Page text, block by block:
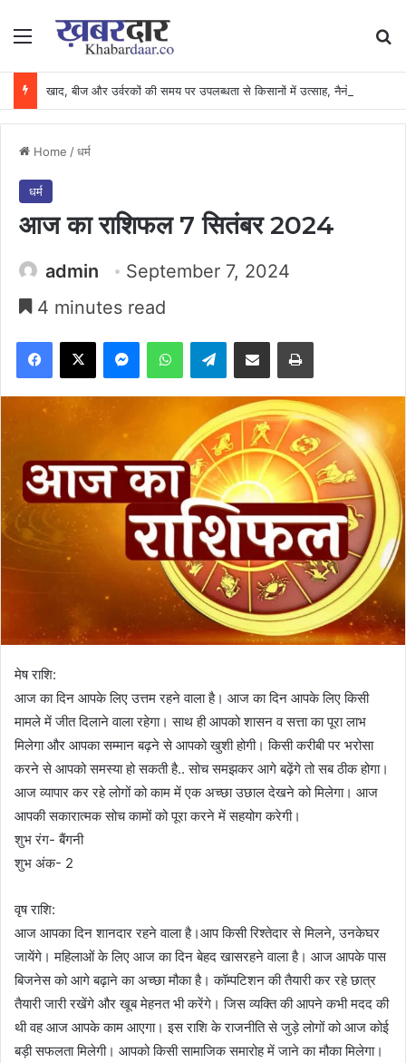
Menu
Home /धर्म
धर्म
आज का राशिफल 7 सितंबर 2024
admin
September 7, 2024
4 minutes read
Facebook
X MessengerWhatsAppTelegramShare via Email Print
मेष राशि:
आज का दिन आपके लिए उत्तम रहने वाला है। आज का दिन आपके लिए किसी
मामले में जीत दिलाने वाला रहेगा। साथ ही आपको शासन व सत्ता का पूरा लाभ
मिलेगा और आपका सम्मान बढ़ने से आपको खुशी होगी। किसी करीबी पर भरोसा
करने से आपको समस्या हो सकती है.. सोच समझकर आगे बढ़ेंगे तो सब ठीक होगा।
आज व्यापार कर रहे लोगों को काम में एक अच्छा उछाल देखने को मिलेगा। आज
आपकी सकारात्मक सोच कामों को पूरा करने में सहयोग करेगी।
शुभ रंग- बैंगनी
शुभ अंक- 2
वृष राशि:
आज आपका दिन शानदार रहने वाला है।आप किसी रिश्तेदार से मिलने, उनकेघर
जायेंगे। महिलाओं के लिए आज का दिन बेहद खासरहने वाला है। आज आपके पास
बिजनेस को आगे बढ़ाने का अच्छा मौका है। कॉम्पटिशन की तैयारी कर रहे छात्र
तैयारी जारी रखेंगे और खूब मेहनत भी करेंगे। जिस व्यक्ति की आपने कभी मदद की
थी वह आज आपके काम आएगा। इस राशि के राजनीति से जुड़े लोगों को आज कोई
बड़ी सफलता मिलेगी। आपको किसी सामाजिक समारोह में जाने का मौका मिलेगा।